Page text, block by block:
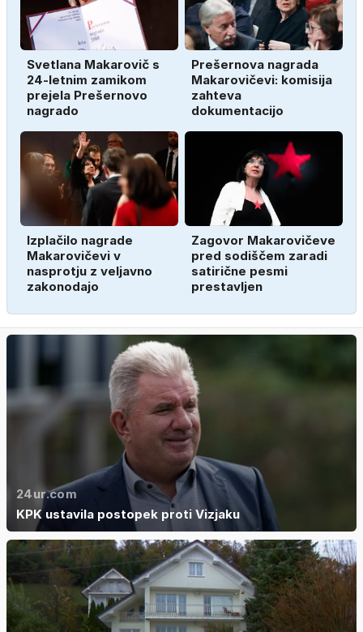
Svetlana Makarovič s
24-letnim zamikom
prejela Prešernovo
nagrado
Prešernova nagrada
Makarovičevi: komisija
zahteva
dokumentacijo
Izplačilo nagrade
Makarovičevi v
nasprotju z veljavno
zakonodajo
Zagovor Makarovičeve
pred sodiščem zaradi
satirične pesmi
prestavljen
24ur.com
KPK ustavila postopek proti Vizjaku